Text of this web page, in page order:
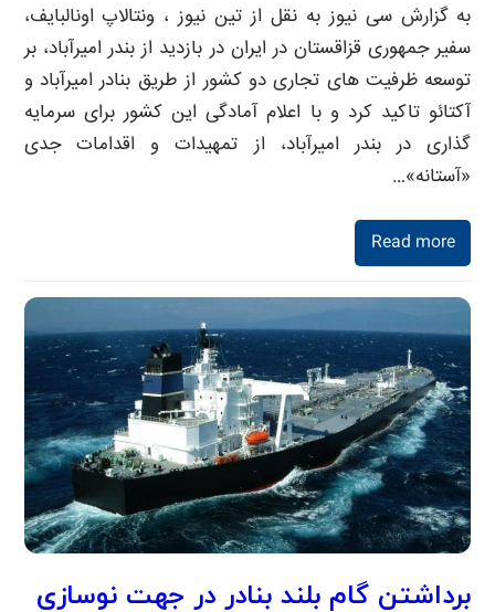
به گزارش سی نیوز به نقل از تین نیوز ، ونتالاپ اونالبایف،
سفیر جمهوری قزاقستان در ایران در بازدید از بندر امیرآباد، بر
توسعه ظرفیت های تجاری دو کشور از طریق بنادر امیرآباد و
آکتائو تاکید کرد و با اعلام آمادگی این کشور برای سرمایه
گذاری در بندر امیرآباد، از تمهیدات و اقدامات جدی
«آستانه»…
Read more
برداشتن گام بلند بنادر در جهت نوسازی